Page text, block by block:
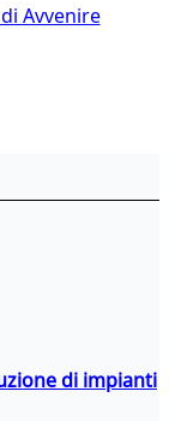
Avvenire
di impianti